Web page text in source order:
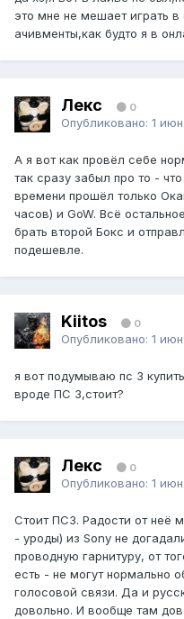
это мне не мешает играть
ачивменты,как будто я в
Лекс 0
Опубликовано: 1
А я вот как провёл себе
так сразу забыл про то -
времени прошёл только
часов) и GoW. Всё
брать второй Бокс и
подешевле.
Kiitos 0
Опубликовано: 1
я вот подумываю пс 3
вроде ПС 3,стоит?
Лекс 0
Опубликовано: 1
Стоит ПС3. Радости от неё
- уроды) из Sony не
проводную гарнитуру, от
есть - не могут нормально
голосовой связи. Да и
довольно. И вообще там